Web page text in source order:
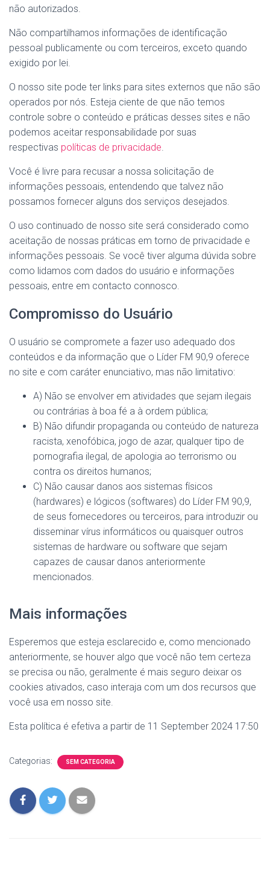
não autorizados.
Não compartilhamos informações de identificação
pessoal publicamente ou com terceiros, exceto quando
exigido por lei.
O nosso site pode ter links para sites externos que não são
operados por nós. Esteja ciente de que não temos
controle sobre o conteúdo e práticas desses sites e não
podemos aceitar responsabilidade por suas
respectivas políticas de privacidade.
Você é livre para recusar a nossa solicitação de
informações pessoais, entendendo que talvez não
possamos fornecer alguns dos serviços desejados.
O uso continuado de nosso site será considerado como
aceitação de nossas práticas em torno de privacidade e
informações pessoais. Se você tiver alguma dúvida sobre
como lidamos com dados do usuário e informações
pessoais, entre em contacto connosco.
Compromisso do Usuário
O usuário se compromete a fazer uso adequado dos
conteúdos e da informação que o Líder FM 90,9 oferece
no site e com caráter enunciativo, mas não limitativo:
A) Não se envolver em atividades que sejam ilegais
ou contrárias à boa fé a à ordem pública;
B) Não difundir propaganda ou conteúdo de natureza
racista, xenofóbica, jogo de azar, qualquer tipo de
pornografia ilegal, de apologia ao terrorismo ou
contra os direitos humanos;
C) Não causar danos aos sistemas físicos
(hardwares) e lógicos (softwares) do Líder FM 90,9,
de seus fornecedores ou terceiros, para introduzir ou
disseminar vírus informáticos ou quaisquer outros
sistemas de hardware ou software que sejam
capazes de causar danos anteriormente
mencionados.
Mais informações
Esperemos que esteja esclarecido e, como mencionado
anteriormente, se houver algo que você não tem certeza
se precisa ou não, geralmente é mais seguro deixar os
cookies ativados, caso interaja com um dos recursos que
você usa em nosso site.
Esta política é efetiva a partir de 11 September 2024 17:50
Categorias: SEM CATEGORIA